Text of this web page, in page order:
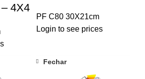
4X4
PF C80 30X21cm
Login to see prices
Fechar